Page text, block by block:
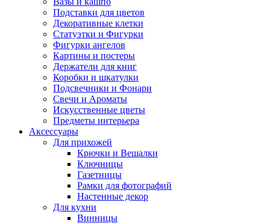
Подставки для цветов
Декоративные клетки
Статуэтки и Фигурки
Фигурки ангелов
Картины и постеры
Держатели для книг
Коробки и шкатулки
Подсвечники и Фонари
Свечи и Ароматы
Искусственные цветы
Предметы интерьера
Аксессуары
Для прихожей
Крючки и Вешалки
Ключницы
Газетницы
Рамки для фотографий
Настенные декор
Для кухни
Винницы